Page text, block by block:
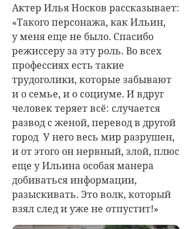
Актер Илья Носков рассказывает:
«Такого персонажа, как Ильин,
у меня еще не было. Спасибо
режиссеру за эту роль. Во всех
профессиях есть такие
трудоголики, которые забывают
и о семье, и о социуме. И вдруг
человек теряет всё: случается
развод с женой, перевод в другой
город У него весь мир разрушен,
и от этого он нервный, злой, плюс
еще у Ильина особая манера
добиваться информации,
разыскивать. Это волк, который
взял след и уже не отпустит!»